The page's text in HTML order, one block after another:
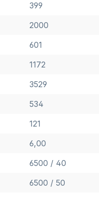
399
2000
601
1172
3529
534
121
6,00
6500 / 40
6500 / 50